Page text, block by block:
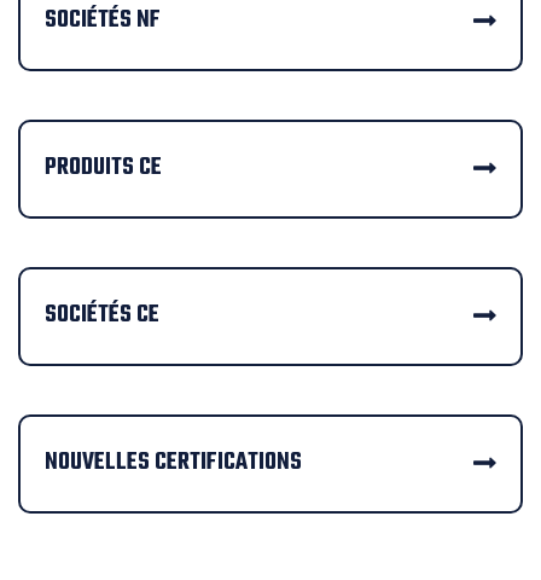
SOCIÉTÉS NF
PRODUITS CE
SOCIÉTÉS CE
NOUVELLES CERTIFICATIONS